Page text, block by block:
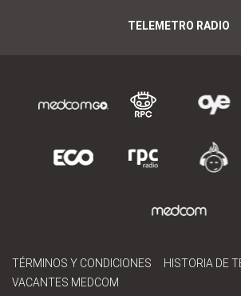
TELEMETRO RADIO
TÉRMINOS Y CONDICIONES
HISTORIA DE
VACANTES MEDCOM